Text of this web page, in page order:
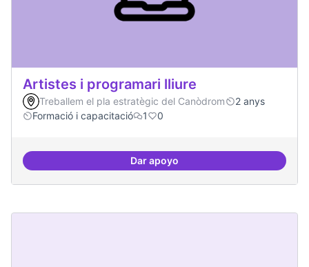
Artistes i programari lliure
Treballem el pla estratègic del Canòdrom
2 anys
Formació i capacitació
1 0
Dar apoyoArtistes i programari lliure